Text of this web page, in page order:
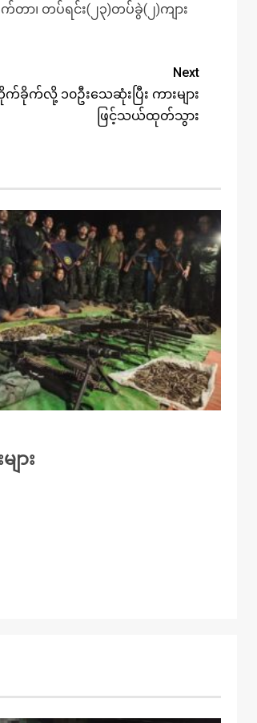
ဖိုက်တာ၊ တပ်ရင်း(၂၃)တပ်ခွဲ(၂)ကျား
Next
ခိုက်လို့ ၁၀ဦးသေဆုံးပြီး ကားများ
ဖြင့်သယ်ထုတ်သွား
ား